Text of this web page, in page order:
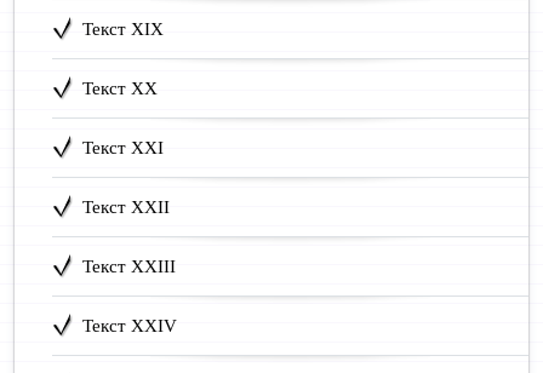
Текст XIX
Текст XX
Текст XXI
Текст XXII
Текст XXIII
Текст XXIV